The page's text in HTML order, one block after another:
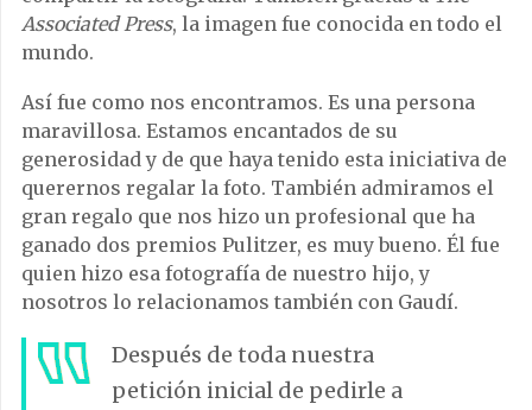
Associated Press, la imagen fue conocida en todo el
mundo.
Así fue como nos encontramos. Es una persona
maravillosa. Estamos encantados de su
generosidad y de que haya tenido esta iniciativa de
querernos regalar la foto. También admiramos el
gran regalo que nos hizo un profesional que ha
ganado dos premios Pulitzer, es muy bueno. Él fue
quien hizo esa fotografía de nuestro hijo, y
nosotros lo relacionamos también con Gaudí.
Después de toda nuestra
petición inicial de pedirle a